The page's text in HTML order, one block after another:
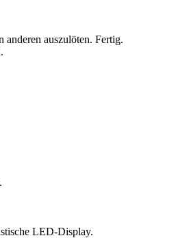
auszulöten. Fertig.
LED-Display.